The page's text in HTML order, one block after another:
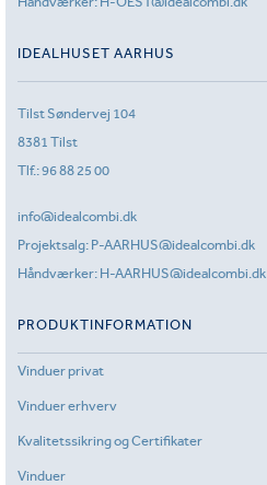
IDEALHUSET AARHUS
Tilst Søndervej 104
8381 Tilst
Tlf.:96 88 25 00
info@idealcombi.dk
Projektsalg: P-AARHUS@idealcombi.dk
Håndværker: H-AARHUS@idealcombi.dk
PRODUKTINFORMATION
Vinduer privat
Vinduer erhverv
Kvalitetssikring og Certifikater
Vinduer